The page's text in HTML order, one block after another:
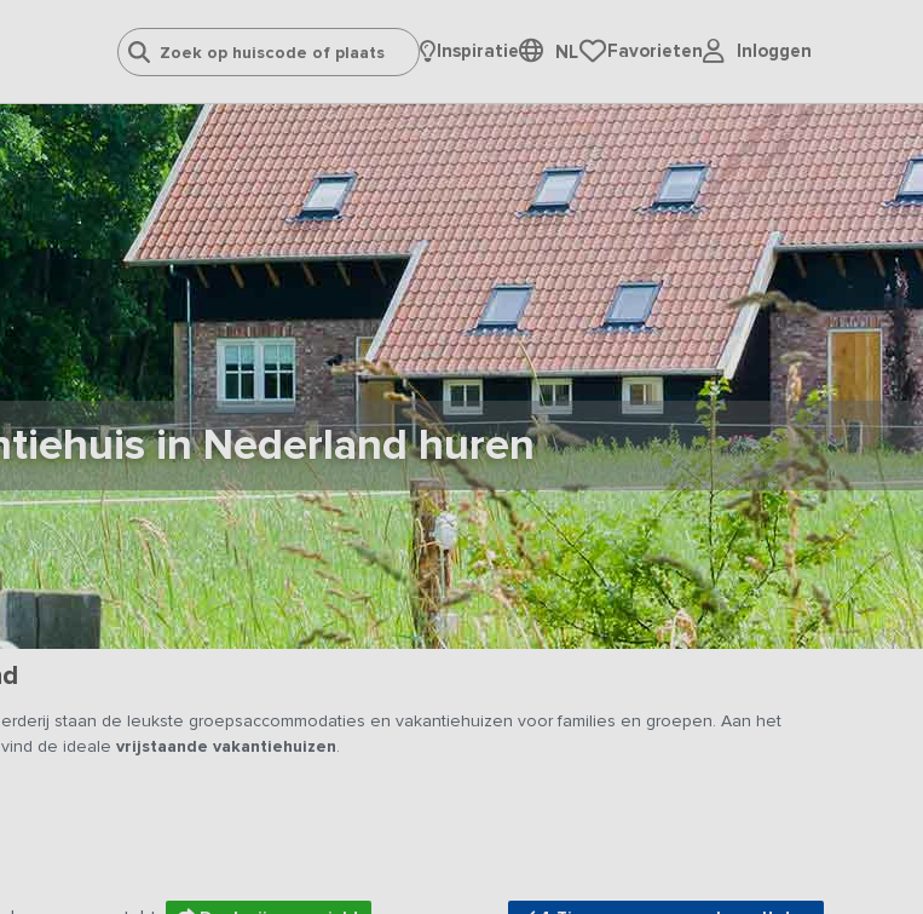
Inspiratie NL Favorieten Inloggen
in Nederland huren
staan de leukste groepsaccommodaties en vakantiehuizen voor families en groepen. Aan het
de ideale vrijstaande vakantiehuizen.